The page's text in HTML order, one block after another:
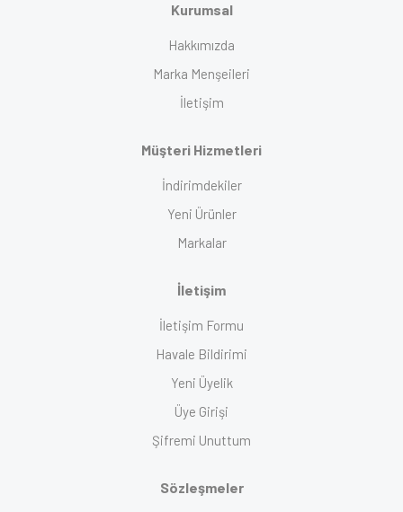
Kurumsal
Hakkımızda
Marka Menşeileri
İletişim
Müşteri Hizmetleri
İndirimdekiler
Yeni Ürünler
Markalar
İletişim
İletişim Formu
Havale Bildirimi
Yeni Üyelik
Üye Girişi
Şifremi Unuttum
Sözleşmeler